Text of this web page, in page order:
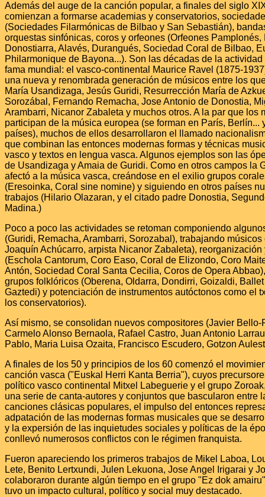
Además del auge de la canción popular, a finales del siglo
comienzan a formarse academias y conservatorios,
(Sociedades Filarmónicas de Bilbao y San Sebastián),
orquestas sinfónicas, coros y orfeones (Orfeones Pamplonés,
Donostiarra, Alavés, Durangués, Sociedad Coral de Bilbao,
Philarmonique de Bayona...). Son las décadas de la
fama mundial: el vasco-continental Maurice Ravel (1875-
una nueva y renombrada generación de músicos entre los
María Usandizaga, Jesús Guridi, Resurrección María de
Sorozábal, Fernando Remacha, Jose Antonio de Donostia,
Arambarri, Nicanor Zabaleta y muchos otros. A la par que los
participan de la música europea (se forman en París, Berlín...
países), muchos de ellos desarrollaron el llamado
que combinan las entonces modernas formas y técnicas
vasco y textos en lengua vasca. Algunos ejemplos son las
de Usandizaga y Amaia de Guridi. Como en otros campos la
afectó a la música vasca, creándose en el exilio grupos
(Eresoinka, Coral sine nomine) y siguiendo en otros países
trabajos (Hilario Olazaran, y el citado padre Donostia,
Madina.)
Poco a poco las actividades se retoman componiendo
(Guridi, Remacha, Arambarri, Sorozabal), trabajando
Joaquín Achúcarro, arpista Nicanor Zabaleta),
(Eschola Cantorum, Coro Easo, Coral de Elizondo, Coro
Antón, Sociedad Coral Santa Cecilia, Coros de Opera
grupos folklóricos (Oberena, Oldarra, Dondirri, Goizaldi,
Gaztedi) y potenciación de instrumentos autóctonos como el
los conservatorios).
Así mismo, se consolidan nuevos compositores (Javier Bello-
Carmelo Alonso Bernaola, Rafael Castro, Juan Antonio
Pablo, Maria Luisa Ozaita, Francisco Escudero, Gotzon
A finales de los 50 y principios de los 60 comenzó el
canción vasca ("Euskal Herri Kanta Berria"), cuyos
político vasco continental Mitxel Labeguerie y el grupo
una serie de canta-autores y conjuntos que bascularon entre
canciones clásicas populares, el impulso del entonces
adpatación de las modernas formas musicales que se
y la expersión de las inquietudes sociales y políticas de la
conllevó numerosos conflictos con le régimen franquista.
Fueron apareciendo los primeros trabajos de Mikel Laboa,
Lete, Benito Lertxundi, Julen Lekuona, Jose Angel Irigarai y
colaboraron durante algún tiempo en el grupo "Ez dok
tuvo un impacto cultural, político y social muy destacado.